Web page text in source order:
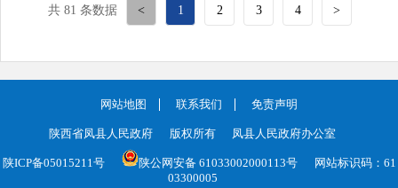
共 81 条数据 < 1 2 3 4 >
网站地图 联系我们 免责声明
陕西省凤县人民政府 版权所有 凤县人民政府办公室
陕ICP备05015211号 陕公网安备 61033002000113号
网站标识码：61
03300005